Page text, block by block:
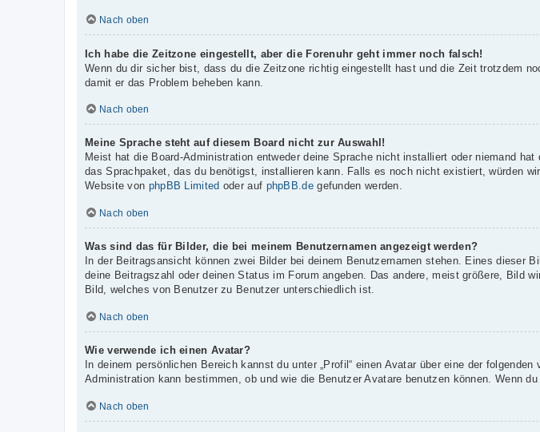
Nach oben
Ich habe die Zeitzone eingestellt, aber die Forenuhr geht immer noch falsch!
Wenn du dir sicher bist, dass du die Zeitzone richtig eingestellt hast und die Zeit trotzdem
damit er das Problem beheben kann.
Nach oben
Meine Sprache steht auf diesem Board nicht zur Auswahl!
Meist hat die Board-Administration entweder deine Sprache nicht installiert oder niemand
das Sprachpaket, das du benötigst, installieren kann. Falls es noch nicht existiert, würden
Website von phpBB Limited oder auf phpBB.degefunden werden.
Nach oben
Was sind das für Bilder, die bei meinem Benutzernamen angezeigt werden?
In der Beitragsansicht können zwei Bilder bei deinem Benutzernamen stehen. Eines
deine Beitragszahl oder deinen Status im Forum angeben. Das andere, meist größere, Bild
Bild, welches von Benutzer zu Benutzer unterschiedlich ist.
Nach oben
Wie verwende ich einen Avatar?
In deinem persönlichen Bereich kannst du unter „Profil“ einen Avatar über eine der
Administration kann bestimmen, ob und wie die Benutzer Avatare benutzen können. Wenn
Nach oben